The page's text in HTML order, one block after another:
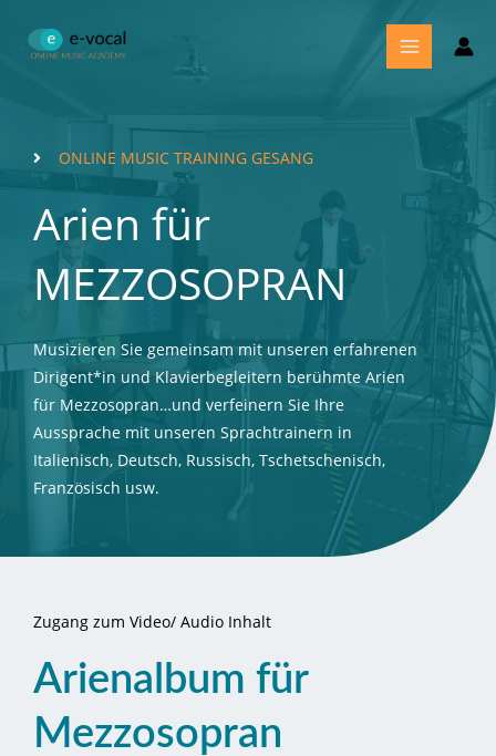
Inhalt
MAIN
MENU
ONLINE MUSIC TRAINING GESANG
Arien für
MEZZOSOPRAN
Musizieren Sie gemeinsam mit unseren erfahrenen
Dirigent*in und Klavierbegleitern berühmte Arien
für Mezzosopran…und verfeinern Sie Ihre
Aussprache mit unseren Sprachtrainern in
Italienisch, Deutsch, Russisch, Tschetschenisch,
Französisch usw.
Zugang zum Video/ Audio Inhalt
Arienalbum für
Mezzosopran